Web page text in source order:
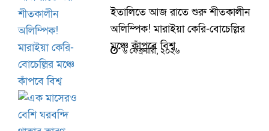
ইতালিতে আজ রাতে শুরু শীতকালীন
অলিম্পিক! মারাইয়া কেরি-বোচেল্লির
মঞ্চে কাঁপবে বিশ্ব
৬ ফেব্রুয়ারী, ২০২৬